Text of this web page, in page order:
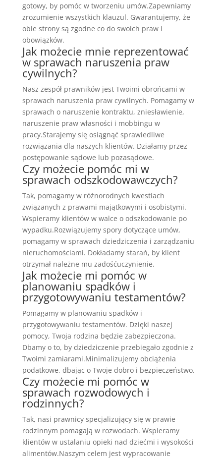
gotowy, by pomóc w tworzeniu umów.Zapewniamy
zrozumienie wszystkich klauzul. Gwarantujemy, że
obie strony są zgodne co do swoich praw i
obowiązków.
Jak możecie mnie reprezentować
w sprawach naruszenia praw
cywilnych?
Nasz zespół prawników jest Twoimi obrońcami w
sprawach naruszenia praw cywilnych. Pomagamy w
sprawach o naruszenie kontraktu, zniesławienie,
naruszenie praw własności i mobbingu w
pracy.Starajemy się osiągnąć sprawiedliwe
rozwiązania dla naszych klientów. Działamy przez
postępowanie sądowe lub pozasądowe.
Czy możecie pomóc mi w
sprawach odszkodowawczych?
Tak, pomagamy w różnorodnych kwestiach
związanych z prawami majątkowymi i osobistymi.
Wspieramy klientów w walce o odszkodowanie po
wypadku.Rozwiązujemy spory dotyczące umów,
pomagamy w sprawach dziedziczenia i zarządzaniu
nieruchomościami. Dokładamy starań, by klient
otrzymał należne mu zadośćuczynienie.
Jak możecie mi pomóc w
planowaniu spadków i
przygotowywaniu testamentów?
Pomagamy w planowaniu spadków i
przygotowywaniu testamentów. Dzięki naszej
pomocy, Twoja rodzina będzie zabezpieczona.
Dbamy o to, by dziedziczenie przebiegało zgodnie z
Twoimi zamiarami.Minimalizujemy obciążenia
podatkowe, dbając o Twoje dobro i bezpieczeństwo.
Czy możecie mi pomóc w
sprawach rozwodowych i
rodzinnych?
Tak, nasi prawnicy specjalizujący się w prawie
rodzinnym pomagają w rozwodach. Wspieramy
klientów w ustalaniu opieki nad dziećmi i wysokości
alimentów.Naszym celem jest wypracowanie